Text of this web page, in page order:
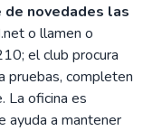
de novedades las
o llamen o
el club procura
pruebas, completen
La oficina es
ayuda a mantener